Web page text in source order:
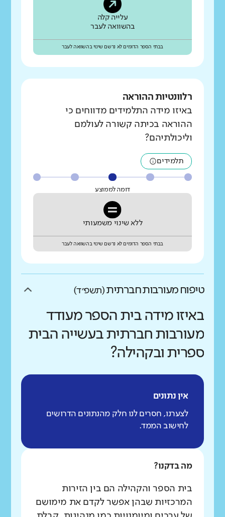
עלייה קלה
בהשוואה לעבר
בבתי הספר הדומים לא נרשם שינוי בהשוואה לעבר
רלוונטיות ההוראה
באיזו מידה התלמידים מדווחים כי
ההוראה בכיתה קשורה לעולמם
וליכולתיהם?
תלמידים
דומה לממוצע
ללא שינוי משמעותי
בבתי הספר הדומים לא נרשם שינוי בהשוואה לעבר
טיפוח מעורבות חברתית(תשפ״ד)
באיזו מידה בית הספר מעודד
מעורבות חברתית בעשייה הבית
ספרית ובקהילה?
אין נתונים
לצערנו, חסרים לנו חלק מהנתונים הדרושים
לחישוב הממד.
מה בדקנו?
בית הספר והקהילה הם בין הזירות
המרכזיות שבהן אפשר לקדם את מימושם